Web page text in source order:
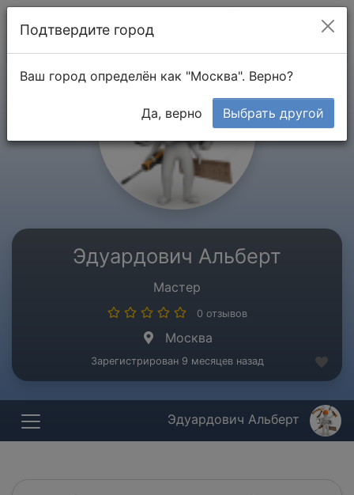
Эдуардович Альберт
Мастер
0 отзывов
Москва
Зарегистрирован 9 месяцев назад
Эдуардович Альберт
Подтвердите город
Ваш город определён как "Москва". Верно?
Да, верно Выбрать другой